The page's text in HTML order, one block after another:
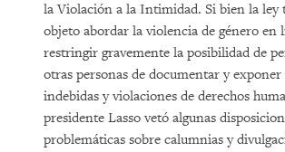
la Violación a la Intimidad. Si bien la ley
objeto abordar la violencia de género en
restringir gravemente la posibilidad de
otras personas de documentar y
indebidas y violaciones de derechos
presidente Lasso vetó algunas
problemáticas sobre calumnias y